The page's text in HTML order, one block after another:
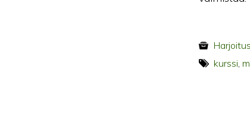
Harjoitus
kurssi ,